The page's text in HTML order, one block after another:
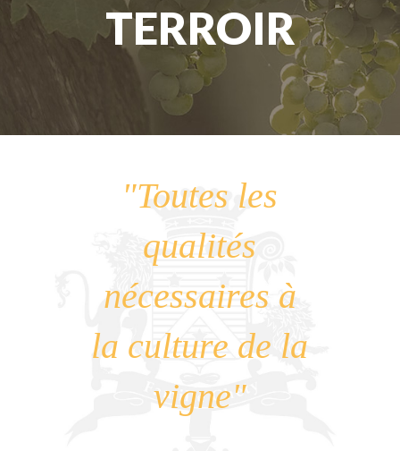
TERROIR
"Toutes les
qualités
nécessaires à
la culture de la
vigne"